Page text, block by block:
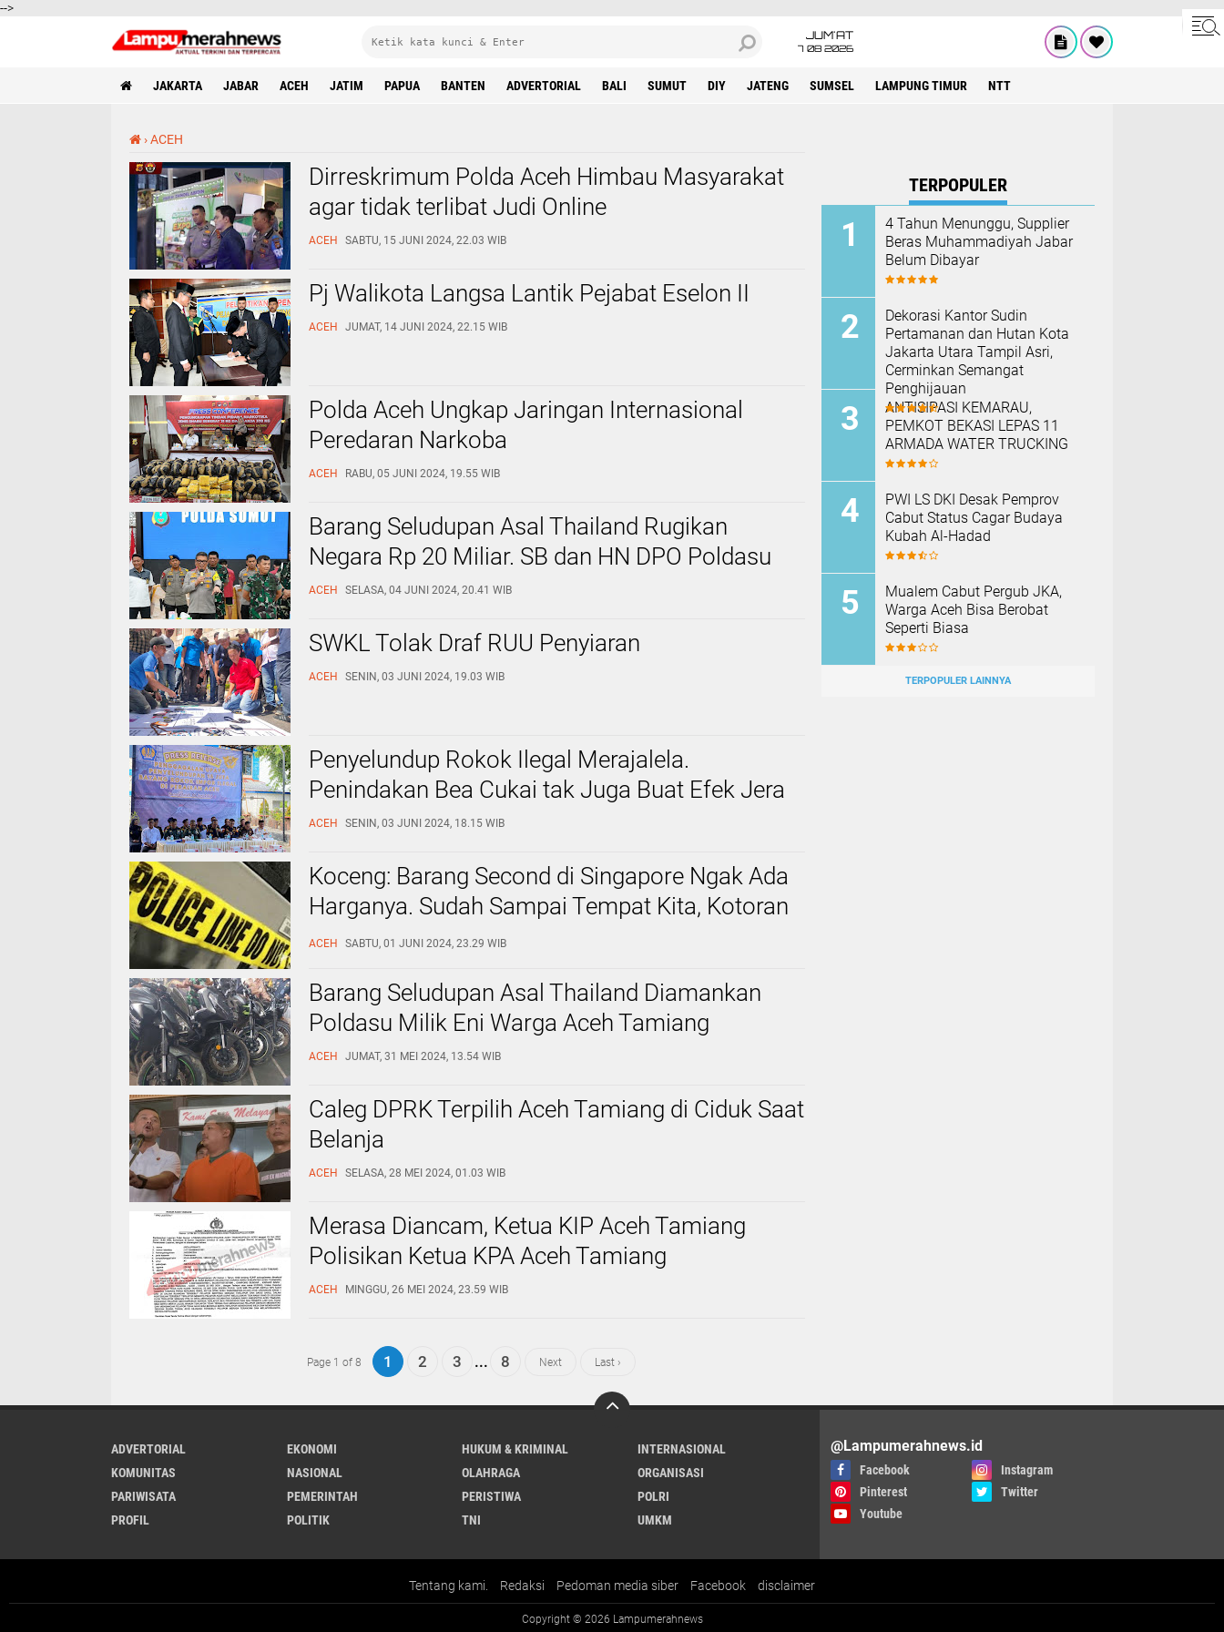
-->
JUM'AT
7 08 2026
JAKARTA JABAR ACEH JATIM PAPUA BANTEN ADVERTORIAL BALI SUMUT DIY JATENG SUMSEL LAMPUNG TIMUR NTT
›ACEH
Dirreskrimum Polda Aceh Himbau Masyarakat
agar tidak terlibat Judi Online
ACEH SABTU, 15 JUNI 2024, 22.03 WIB
Pj Walikota Langsa Lantik Pejabat Eselon II
ACEH JUMAT, 14 JUNI 2024, 22.15 WIB
Polda Aceh Ungkap Jaringan Internasional
Peredaran Narkoba
ACEH RABU, 05 JUNI 2024, 19.55 WIB
Barang Seludupan Asal Thailand Rugikan
Negara Rp 20 Miliar. SB dan HN DPO Poldasu
ACEH SELASA, 04 JUNI 2024, 20.41 WIB
SWKL Tolak Draf RUU Penyiaran
ACEH SENIN, 03 JUNI 2024, 19.03 WIB
Penyelundup Rokok Ilegal Merajalela.
Penindakan Bea Cukai tak Juga Buat Efek Jera
ACEH SENIN, 03 JUNI 2024, 18.15 WIB
Koceng: Barang Second di Singapore Ngak Ada
Harganya. Sudah Sampai Tempat Kita, Kotoran
Kambing Pun Jadi Mahal Harganya
ACEH SABTU, 01 JUNI 2024, 23.29 WIB
Barang Seludupan Asal Thailand Diamankan
Poldasu Milik Eni Warga Aceh Tamiang
ACEH JUMAT, 31 MEI 2024, 13.54 WIB
Caleg DPRK Terpilih Aceh Tamiang di Ciduk Saat
Belanja
ACEH SELASA, 28 MEI 2024, 01.03 WIB
Merasa Diancam, Ketua KIP Aceh Tamiang
Polisikan Ketua KPA Aceh Tamiang
ACEH MINGGU, 26 MEI 2024, 23.59 WIB
Page 1 of 8 1 2 3 ... 8 Next Last ›
TERPOPULER
4 Tahun Menunggu, Supplier
Beras Muhammadiyah Jabar
Belum Dibayar
Dekorasi Kantor Sudin
Pertamanan dan Hutan Kota
Jakarta Utara Tampil Asri,
Cerminkan Semangat
Penghijauan
ANTISIPASI KEMARAU,
PEMKOT BEKASI LEPAS 11
ARMADA WATER TRUCKING
PWI LS DKI Desak Pemprov
Cabut Status Cagar Budaya
Kubah Al-Hadad
Mualem Cabut Pergub JKA,
Warga Aceh Bisa Berobat
Seperti Biasa
TERPOPULER LAINNYA
ADVERTORIAL EKONOMI HUKUM & KRIMINAL
INTERNASIONAL
KOMUNITAS
NASIONAL OLAHRAGA
ORGANISASI
PARIWISATA
PEMERINTAH PERISTIWA
POLRI
PROFIL
POLITIK TNI UMKM
@Lampumerahnews.id
Facebook
Instagram
Pinterest
Twitter
Youtube
Tentang kami. Redaksi Pedoman media siber Facebook disclaimer
Copyright © 2026 Lampumerahnews